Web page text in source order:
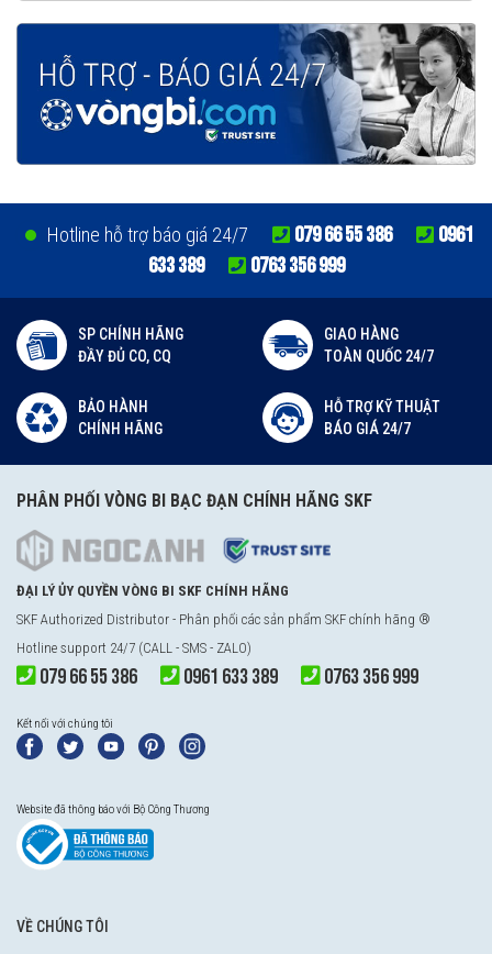
Hotline hỗ trợ báo giá 24/7 079 66 55 386
0961
633 389
0763 356 999
SP CHÍNH HÃNG
ĐẦY ĐỦ CO, CQ
GIAO HÀNG
TOÀN QUỐC 24/7
BẢO HÀNH
CHÍNH HÃNG
HỖ TRỢ KỸ THUẬT
BÁO GIÁ 24/7
PHÂN PHỐI VÒNG BI BẠC ĐẠN CHÍNH HÃNG SKF
ĐẠI LÝ ỦY QUYỀN VÒNG BI SKF CHÍNH HÃNG
SKF Authorized Distributor - Phân phối các sản phẩm SKF chính hãng ®
Hotline support 24/7 (CALL - SMS - ZALO)
079 66 55 386 0961 633 389 0763 356 999
Kết nối với chúng tôi
Website đã thông báo với Bộ Công Thương
VỀ CHÚNG TÔI